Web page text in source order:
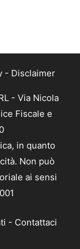
- Disclaimer
- Via Nicola
Fiscale e
in quanto
Non può
ai sensi
- Contattaci